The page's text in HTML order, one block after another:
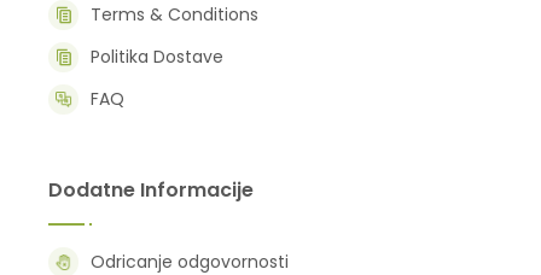
Terms & Conditions
Politika Dostave
FAQ
Dodatne Informacije
Odricanje odgovornosti